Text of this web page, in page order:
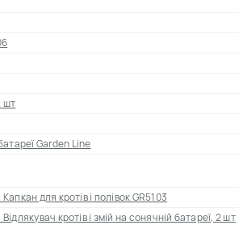
шт
Garden Line
Капкан для кротів і полівок GR5103
Відлякувач кротів і змій на сонячній батареї, 2 шт